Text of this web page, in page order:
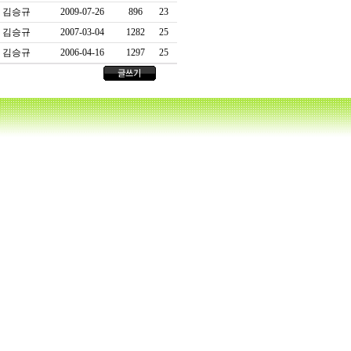
김승규 2009-07-26 896
23
김승규
2007-03-04 1282
25
김승규
2006-04-16 1297 25